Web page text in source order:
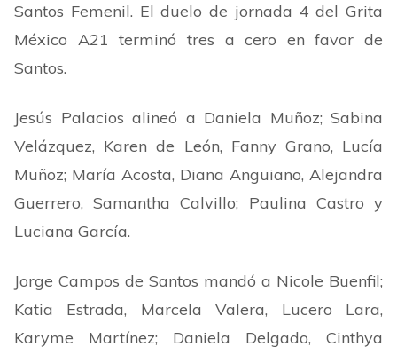
Santos Femenil. El duelo de jornada 4 del Grita
México A21 terminó tres a cero en favor de
Santos.
Jesús Palacios alineó a Daniela Muñoz; Sabina
Velázquez, Karen de León, Fanny Grano, Lucía
Muñoz; María Acosta, Diana Anguiano, Alejandra
Guerrero, Samantha Calvillo; Paulina Castro y
Luciana García.
Jorge Campos de Santos mandó a Nicole Buenfil;
Katia Estrada, Marcela Valera, Lucero Lara,
Karyme Martínez; Daniela Delgado, Cinthya